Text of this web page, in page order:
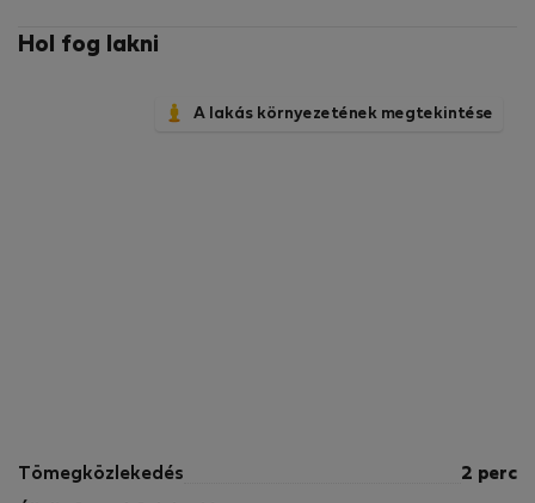
Hol fog lakni
A lakás környezetének megtekintése
Tömegközlekedés 2 perc